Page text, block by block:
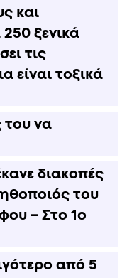
και
ξενικά
τις
είναι τοξικά
του να
διακοπές
του
– Στο 1ο
από 5